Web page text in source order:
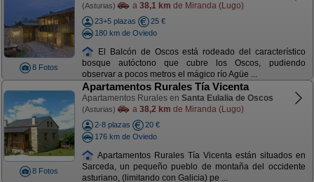
8 Fotos
(Asturias) a 38,1 km de Miranda (Lugo)
23+5 plazas
25 €
180 km de Oviedo
El Balcón de Oscos está rodeado del característico
bosque autóctono que cubre los Oscos, pudiendo
observar a pocos metros el mágico río Agüe ...
8 Fotos
Apartamentos Rurales Tía Vicenta
Apartamentos Rurales en Santa Eulalia de Oscos
(Asturias) a 38,2 km de Miranda (Lugo)
2-8 plazas
20 €
176 km de Oviedo
Apartamentos Rurales Tía Vicenta están situados en
Sarceda, un pequeño pueblo de montaña del occidente
asturiano, (limitando con Galicia) pe ...